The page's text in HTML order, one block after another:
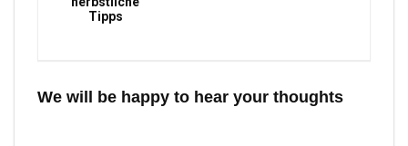
Tipps
We will be happy to hear your thoughts